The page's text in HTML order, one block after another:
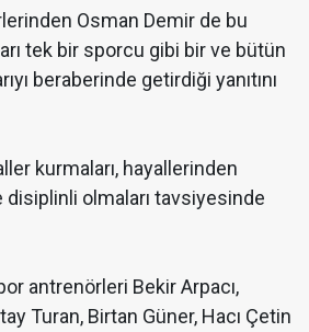
Osman Demir de bu
tek bir sporcu gibi bir ve bütün
beraberinde getirdiği yanıtını
kurmaları, hayallerinden
olmaları tavsiyesinde
antrenörleri Bekir Arpacı,
Turan, Birtan Güner, Hacı Çetin